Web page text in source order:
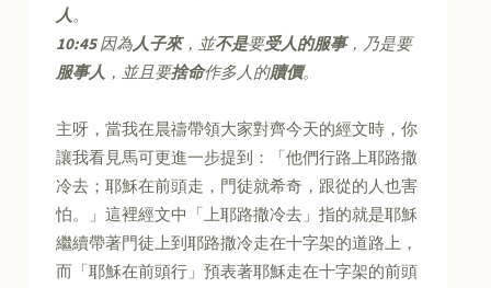
人。
10:45因為人子來，並不是要受人的服事，乃是要
服事人 ，並且要捨命作多人的贖價。
主呀，當我在晨禱帶領大家對齊今天的經文時，你
讓我看見馬可更進一步提到：「他們行路上耶路撒
冷去；耶穌在前頭走，門徒就希奇，跟從的人也害
怕。」這裡經文中「上耶路撒冷去」指的就是耶穌
繼續帶著門徒上到耶路撒冷走在十字架的道路上，
而「耶穌在前頭行」預表著耶穌走在十字架的前頭